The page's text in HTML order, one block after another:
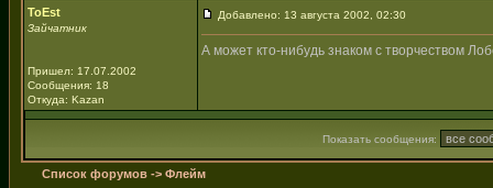
ToEst
Зайчатник
Пришел: 17.07.2002
Сообщения: 18
Откуда: Kazan
Добавлено: 13 августа 2002, 02:30
А может кто-нибудь знаком с творчеством
Показать сообщения:
Список форумов -> Флейм